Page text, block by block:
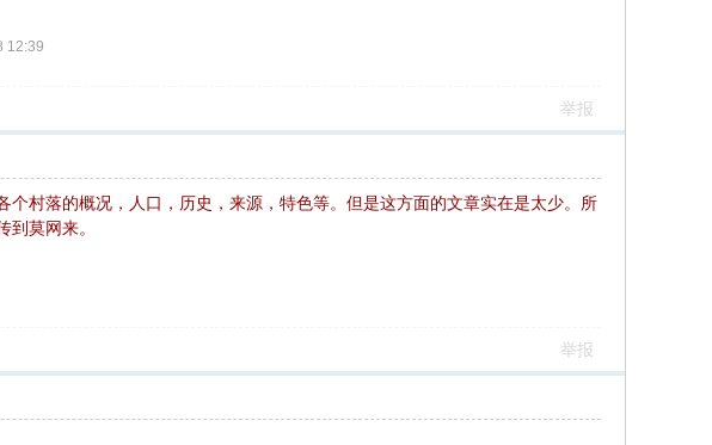
12:39
举报
村落的概况，人口，历史，来源，特色等。但是这方面的文章实在是太少。所
莫网来。
举报